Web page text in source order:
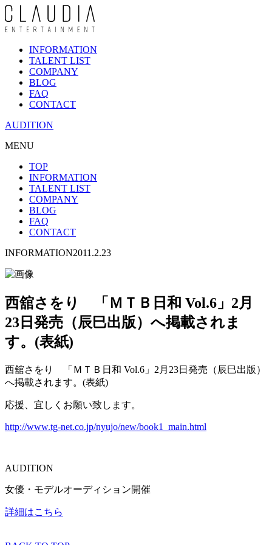
INFORMATION
TALENT LIST
COMPANY
BLOG
FAQ
CONTACT
AUDITION
MENU
TOP
INFORMATION
TALENT LIST
COMPANY
BLOG
FAQ
CONTACT
INFORMATION2011.2.23
西舘さをり 「ＭＴＢ日和 Vol.6」2月
23日発売（辰巳出版）へ掲載されま
す。(表紙)
西舘さをり 「ＭＴＢ日和 Vol.6」2月23日発売（辰巳出版）
へ掲載されます。(表紙)
応援、宜しくお願い致します。
http://www.tg-net.co.jp/nyujo/new/book1_main.html
AUDITION
女優・モデルオーディション開催
詳細はこちら